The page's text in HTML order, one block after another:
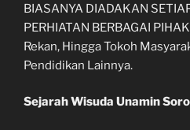
BIASANYA DIADAKAN
PERHIATAN BERBAGAI
Rekan, Hingga Tokoh
Pendidikan Lainnya.
Sejarah Wisuda Unamin